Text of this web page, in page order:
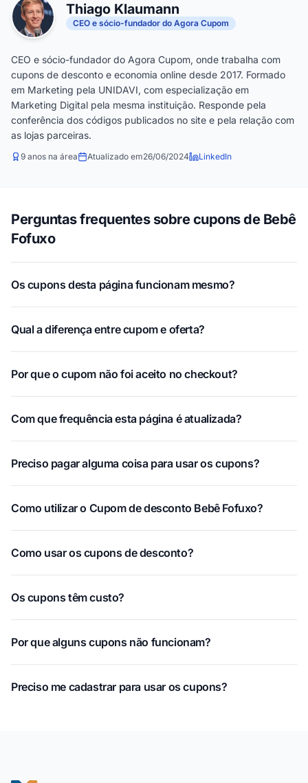
Thiago Klaumann
CEO e sócio-fundador do Agora Cupom
CEO e sócio-fundador do Agora Cupom, onde trabalha com
cupons de desconto e economia online desde 2017. Formado
em Marketing pela UNIDAVI, com especialização em
Marketing Digital pela mesma instituição. Responde pela
conferência dos códigos publicados no site e pela relação com
as lojas parceiras.
9 anos na área Atualizado em26/06/2024 LinkedIn
Perguntas frequentes sobre cupons de Bebê
Fofuxo
Os cupons desta página funcionam mesmo?
Qual a diferença entre cupom e oferta?
Por que o cupom não foi aceito no checkout?
Com que frequência esta página é atualizada?
Preciso pagar alguma coisa para usar os cupons?
Como utilizar o Cupom de desconto Bebê Fofuxo?
Como usar os cupons de desconto?
Os cupons têm custo?
Por que alguns cupons não funcionam?
Preciso me cadastrar para usar os cupons?